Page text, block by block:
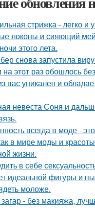
стрижка - легко и
локоны и сияющий
этого лета.
снова запустила
этот раз обошлось
вас уникален и
невеста Соня и
всегда в моде -
в мире моды и
жизни.
в себе
идеальной фигуры и
моложе.
- без макияжа,